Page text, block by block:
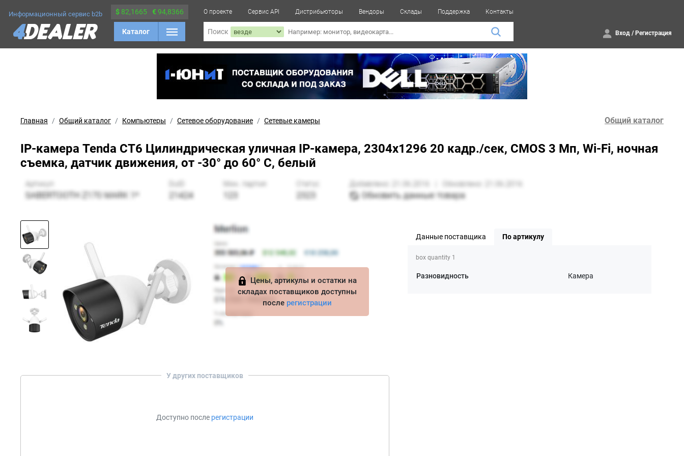
Информационный сервис b2b $ 82,1665 €94,8366
Каталог
О проекте Сервис API Дистрибьюторы Вендоры Склады Поддержка Контакты
Поиск Вход / Регистрация
Главная Общий каталог Компьютеры Сетевое оборудование Сетевые камеры Общий каталог
IP-камера Tenda CT6 Цилиндрическая уличная IP-камера, 2304x1296 20 кадр./сек, CMOS 3 Мп, Wi-Fi, ночная
съемка, датчик движения, от -30° до 60° C, белый
Цены, артикулы и остатки на
складах поставщиков доступны
после регистрации
У других поставщиков
Доступно после регистрации
Данные поставщика По артикулу
box quantity 1
Разновидность Камера